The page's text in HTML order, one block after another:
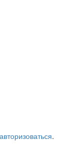
авторизоваться.